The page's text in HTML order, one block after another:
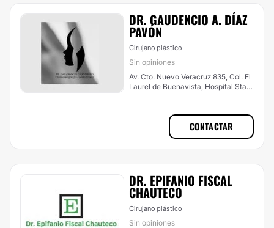
DR. GAUDENCIO A. DÍAZ
PAVÓN
Cirujano plástico
Sin opiniones
Av. Cto. Nuevo Veracruz 835, Col. El
Laurel de Buenavista, Hospital Star
CONTACTAR
DR. EPIFANIO FISCAL
CHAUTECO
Cirujano plástico
Sin opiniones